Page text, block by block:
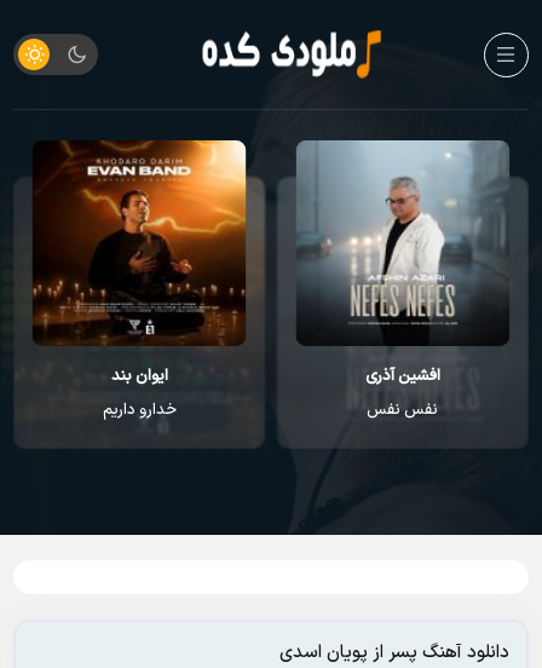
افشین آذری
نفس نفس
ایوان بند
خدارو داریم
دانلود آهنگ پسر از پویان اسدی